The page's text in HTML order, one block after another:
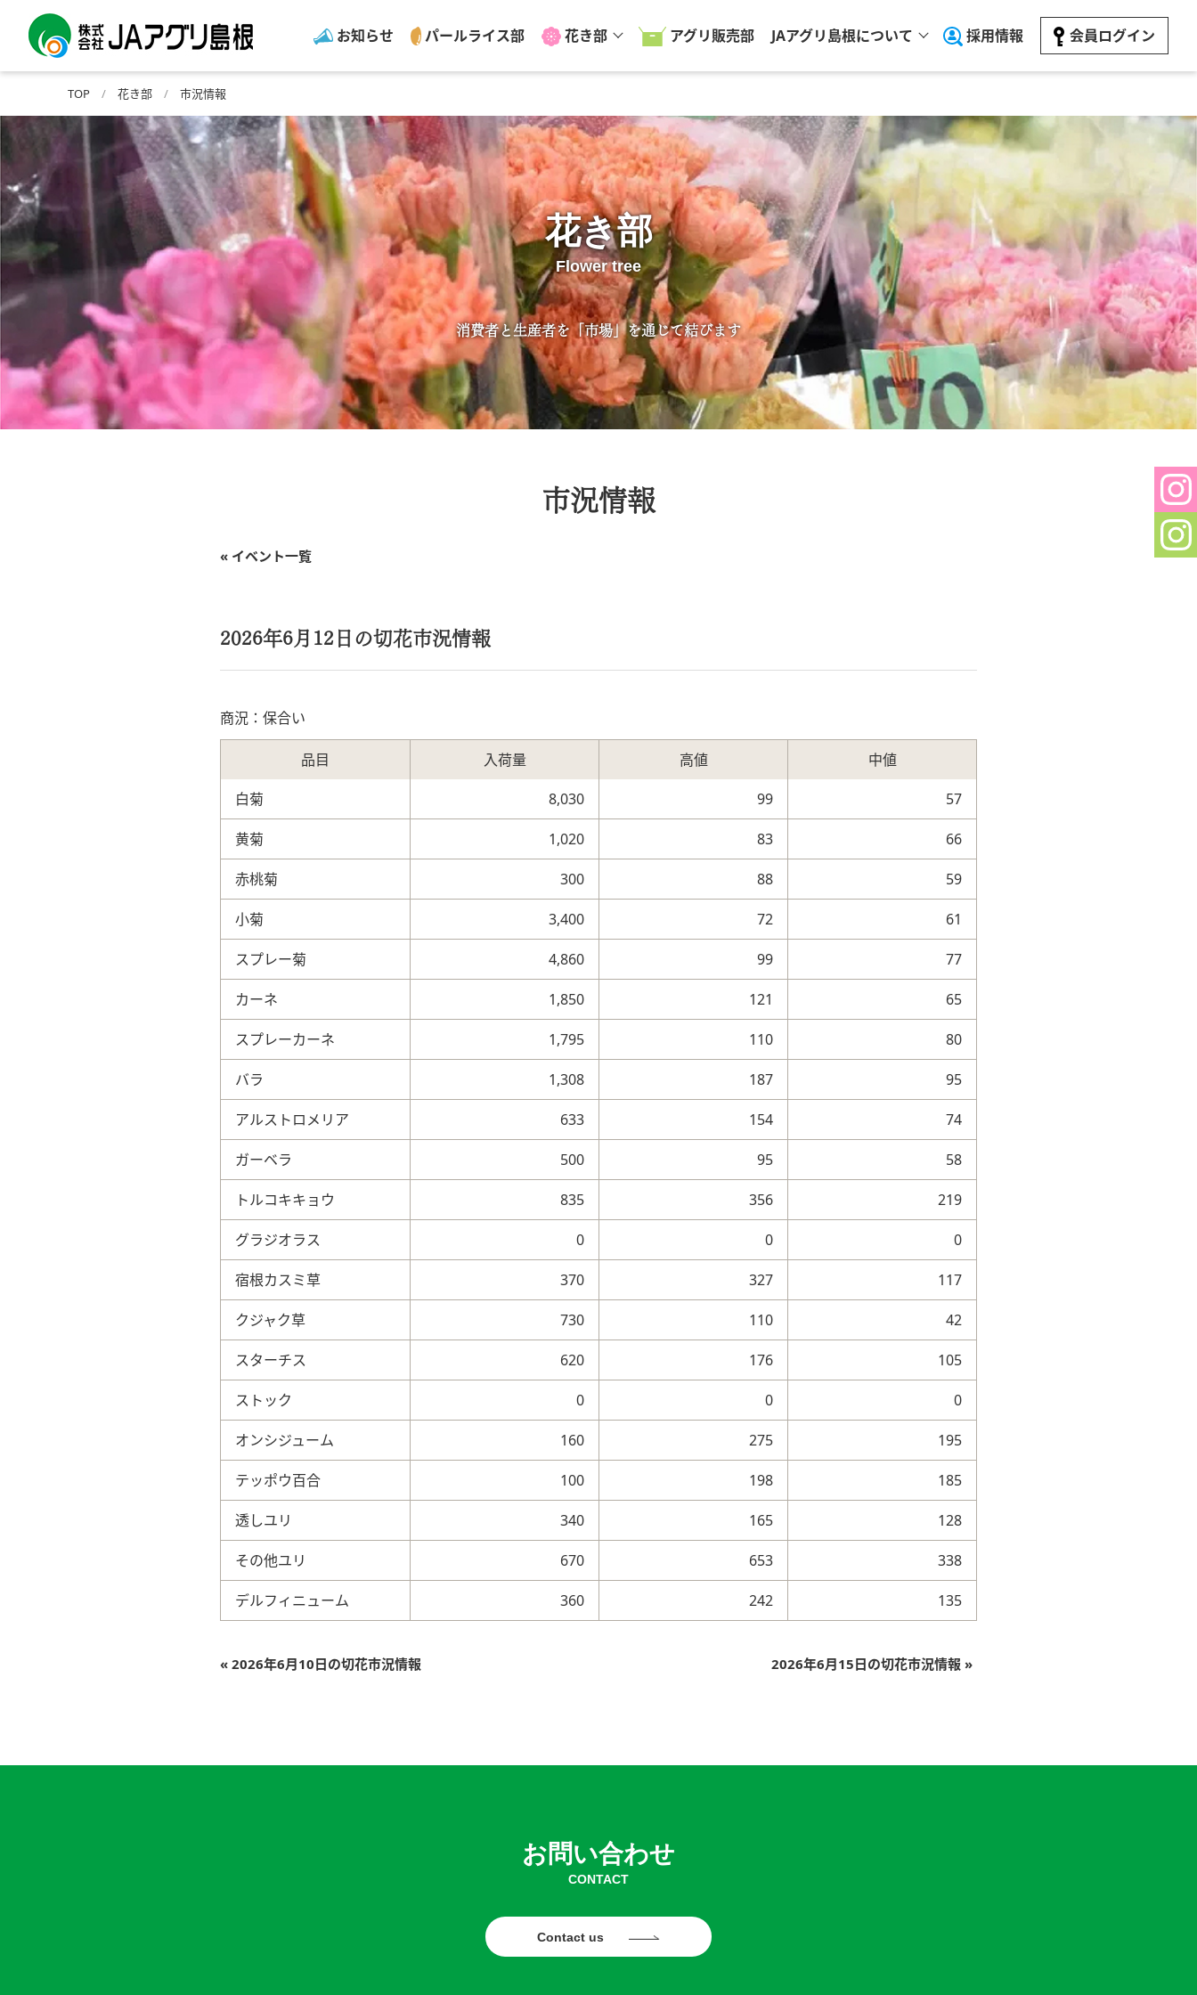
お知らせ パールライス部 花き部 アグリ販売部 JAアグリ島根について 採用情報 会員ログイン
TOP 花き部 市況情報
花き部
Flower tree
消費者と生産者を「市場」を通じて結びます
市況情報
« イベント一覧
2026年6月12日の切花市況情報
商況：保合い
品目 入荷量 高値
中値
白菊
8,030 99 57
黄菊 1,020 83 66
赤桃菊 300 88 59
小菊 3,400 72 61
スプレー菊 4,860 99 77
カーネ 1,850 121 65
スプレーカーネ 1,795 110 80
バラ 1,308 187 95
アルストロメリア 633 154 74
ガーベラ 500 95 58
トルコキキョウ 835 356 219
グラジオラス 0 0 0
宿根カスミ草 370 327 117
クジャク草 730 110 42
スターチス 620 176 105
ストック 0 0 0
オンシジューム 160 275 195
テッポウ百合 100 198 185
透しユリ 340 165 128
その他ユリ 670 653 338
デルフィニューム 360 242 135
« 2026年6月10日の切花市況情報 2026年6月15日の切花市況情報 »
お問い合わせ
CONTACT
Contact us